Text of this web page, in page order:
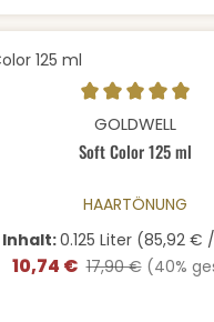
Bewertung von 5
GOLDWELL
Soft Color 125 ml
HAARTÖNUNG
Inhalt:0.125 Liter (85,92 € /
Verkaufspreis:
10,74 € Regulärer Preis:
17,90 € (40%